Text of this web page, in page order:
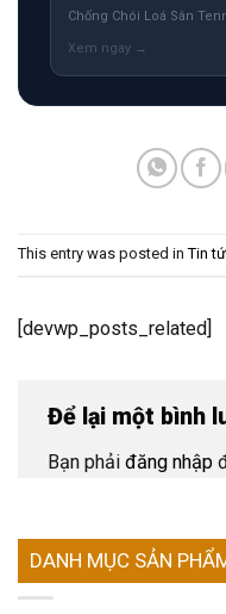
Chống Chói Loá Sân
This entry was posted inTin
[devwp_posts_related]
Để lại một bình
Bạn phải đăng nhập
DANH MỤC SẢN